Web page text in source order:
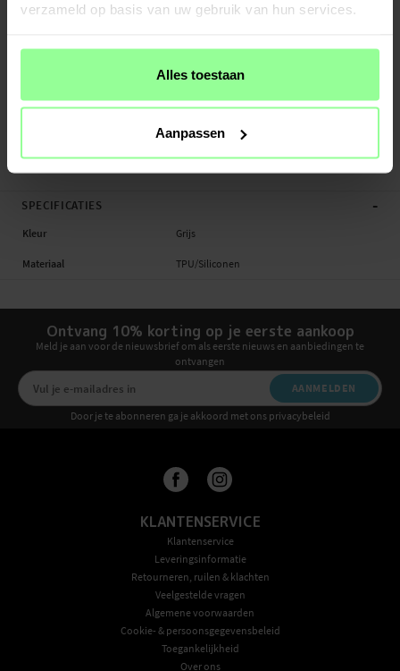
verzameld op basis van uw gebruik van hun services.
Alles toestaan
Aanpassen
sportieve en actieve gebruikers of voor wie de smartwatch de hele dag draagt.
De band wordt geleverd met bevestigingen voor een snelle en eenvoudige
installatie op je horloge. Je kunt de lengte eenvoudig aanpassen en de band
draagcomfort, zowel tijdens dagelijkse activiteiten als tijdens het sporten.
SPECIFICATIES -
Kleur Grijs
Materiaal TPU/Siliconen
Ontvang 10% korting op je eerste aankoop
Meld je aan voor de nieuwsbrief om als eerste nieuws en aanbiedingen te
ontvangen
AANMELDEN
Door je te abonneren ga je akkoord met ons privacybeleid
KLANTENSERVICE
Klantenservice
Leveringsinformatie
Retourneren, ruilen & klachten
Veelgestelde vragen
Algemene voorwaarden
Cookie- & persoonsgegevensbeleid
Toegankelijkheid
Over ons